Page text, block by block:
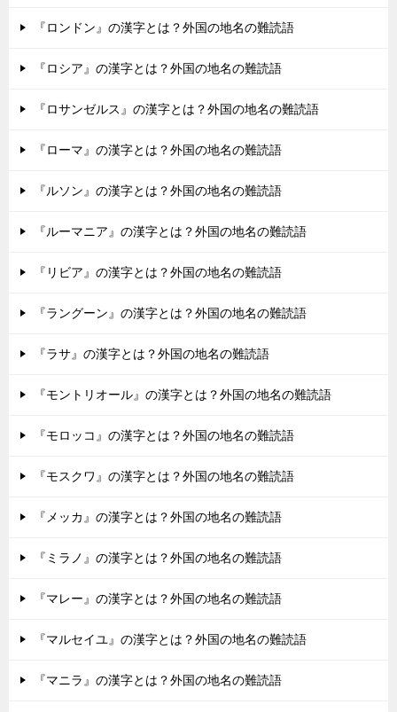
『ロンドン』の漢字とは？外国の地名の難読語
『ロシア』の漢字とは？外国の地名の難読語
『ロサンゼルス』の漢字とは？外国の地名の難読語
『ローマ』の漢字とは？外国の地名の難読語
『ルソン』の漢字とは？外国の地名の難読語
『ルーマニア』の漢字とは？外国の地名の難読語
『リビア』の漢字とは？外国の地名の難読語
『ラングーン』の漢字とは？外国の地名の難読語
『ラサ』の漢字とは？外国の地名の難読語
『モントリオール』の漢字とは？外国の地名の難読語
『モロッコ』の漢字とは？外国の地名の難読語
『モスクワ』の漢字とは？外国の地名の難読語
『メッカ』の漢字とは？外国の地名の難読語
『ミラノ』の漢字とは？外国の地名の難読語
『マレー』の漢字とは？外国の地名の難読語
『マルセイユ』の漢字とは？外国の地名の難読語
『マニラ』の漢字とは？外国の地名の難読語